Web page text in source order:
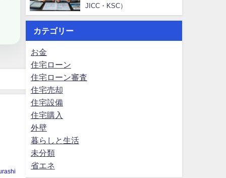
JICC・KSC）
カテゴリー
お金
住宅ローン
住宅ローン審査
住宅売却
住宅設備
住宅購入
外壁
暮らしと生活
未分類
省エネ